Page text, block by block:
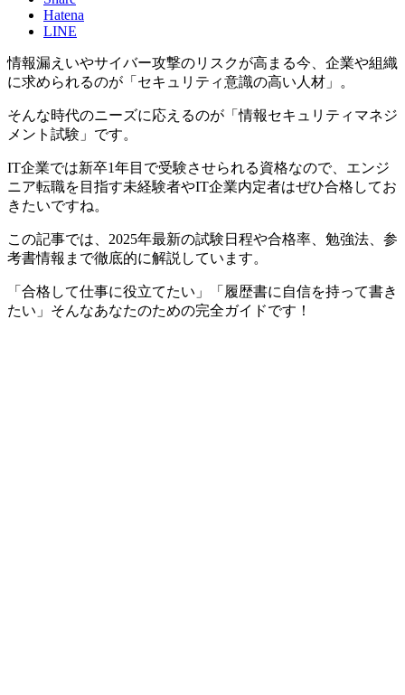
Hatena
LINE
情報漏えいやサイバー攻撃のリスクが高まる今、企業や組織
に求められるのが「セキュリティ意識の高い人材」。
そんな時代のニーズに応えるのが「情報セキュリティマネジ
メント試験」です。
IT企業では新卒1年目で受験させられる資格なので、エンジ
ニア転職を目指す未経験者やIT企業内定者はぜひ合格してお
きたいですね。
この記事では、2025年最新の試験日程や合格率、勉強法、参
考書情報まで徹底的に解説しています。
「合格して仕事に役立てたい」「履歴書に自信を持って書き
たい」そんなあなたのための完全ガイドです！